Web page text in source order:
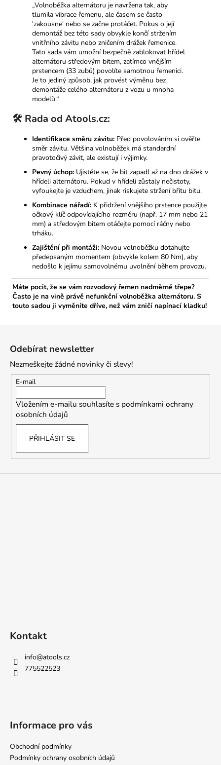
„Volnoběžka alternátoru je navržena tak, aby
tlumila vibrace řemenu, ale časem se často
'zakousne' nebo se začne protáčet. Pokus o její
demontáž bez této sady obvykle končí stržením
vnitřního závitu nebo zničením drážek řemenice.
Tato sada vám umožní bezpečně zablokovat hřídel
alternátoru středovým bitem, zatímco vnějším
prstencem (33 zubů) povolíte samotnou řemenici.
Je to jediný způsob, jak provést výměnu bez
demontáže celého alternátoru z vozu u mnoha
modelů.“
🛠️ Rada od Atools.cz:
Identifikace směru závitu: Před povolováním si ověřte
směr závitu. Většina volnoběžek má standardní
pravotočivý závit, ale existují i výjimky.
Pevný úchop: Ujistěte se, že bit zapadl až na dno drážek v
hřídeli alternátoru. Pokud v hřídeli zůstaly nečistoty,
vyfoukejte je vzduchem, jinak riskujete stržení břitu bitu.
Kombinace nářadí: K přidržení vnějšího prstence použijte
očkový klíč odpovídajícího rozměru (např. 17 mm nebo 21
mm) a středovým bitem otáčejte pomocí ráčny nebo
trháku.
Zajištění při montáži: Novou volnoběžku dotahujte
předepsaným momentem (obvykle kolem 80 Nm), aby
nedošlo k jejímu samovolnému uvolnění během provozu.
Máte pocit, že se vám rozvodový řemen nadměrně třepe?
Často je na vině právě nefunkční volnoběžka alternátoru. S
touto sadou ji vyměníte dříve, než vám zničí napínací kladku!
Odebírat newsletter
Nezmeškejte žádné novinky či slevy!
E-mail
Vložením e-mailu souhlasíte s podmínkami ochrany
osobních údajů
PŘIHLÁSIT SE
Kontakt
info@atools.cz
775522523
Informace pro vás
Obchodní podmínky
Podmínky ochrany osobních údajů